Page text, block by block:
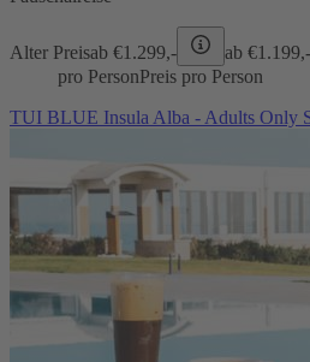
Alter Preisab €1.299,- ab €1.199,-
pro PersonPreis pro Person
TUI BLUE Insula Alba - Adults Only